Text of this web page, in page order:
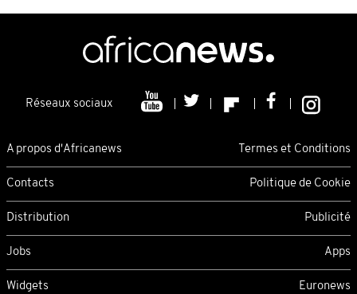
Réseaux sociaux
A propos d'Africanews Termes et Conditions
Contacts Politique de Cookie
Distribution Publicité
Jobs Apps
Widgets Euronews